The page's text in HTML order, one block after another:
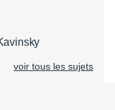
voir tous les sujets